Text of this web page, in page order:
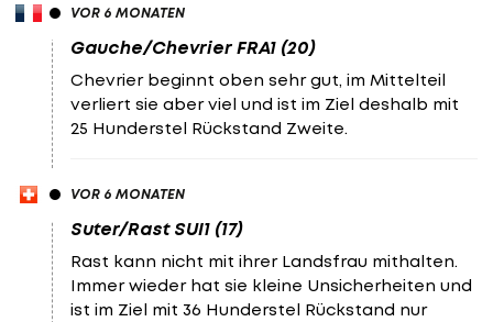
VOR 6 MONATEN
Gauche/Chevrier FRA1 (20)
Chevrier beginnt oben sehr gut, im Mittelteil
verliert sie aber viel und ist im Ziel deshalb mit
25 Hunderstel Rückstand Zweite.
VOR 6 MONATEN
Suter/Rast SUI1 (17)
Rast kann nicht mit ihrer Landsfrau mithalten.
Immer wieder hat sie kleine Unsicherheiten und
ist im Ziel mit 36 Hunderstel Rückstand nur